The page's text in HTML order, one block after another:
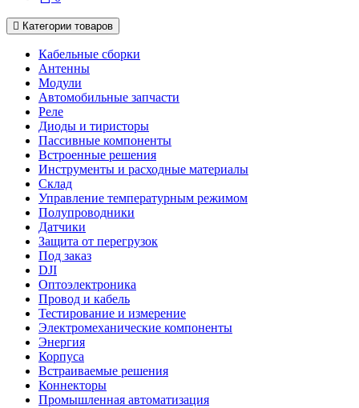
Категории товаров
Кабельные сборки
Антенны
Модули
Автомобильные запчасти
Реле
Диоды и тиристоры
Пассивные компоненты
Встроенные решения
Инструменты и расходные материалы
Склад
Управление температурным режимом
Полупроводники
Датчики
Защита от перегрузок
Под заказ
DJI
Оптоэлектроника
Провод и кабель
Тестирование и измерение
Электромеханические компоненты
Энергия
Корпуса
Встраиваемые решения
Коннекторы
Промышленная автоматизация